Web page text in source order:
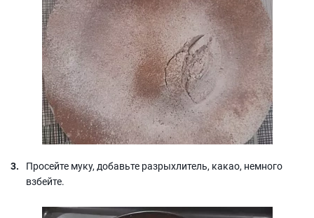
Просейте муку, добавьте разрыхлитель, какао, немного
взбейте.